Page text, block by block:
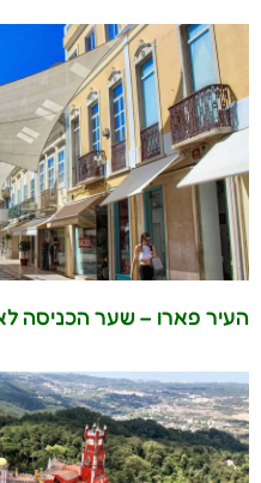
העיר פארו – שער הכניסה